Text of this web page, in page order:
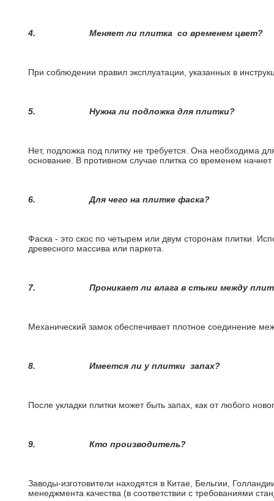
4. Меняет ли плитка со временем цвет?
При соблюдении правил эксплуатации, указанных в
5. Нужна ли подложка для плитки?
Нет, подложка под плитку не требуется. Она необходима
основание. В противном случае плитка со временем
6.Для чего на плитке фаска?
Фаска - это скос по четырем или двум сторонам плитки.
древесного массива или паркета.
7. Проникает ли влага в стыки между
Механический замок обеспечивает плотное соединение
8. Имеется ли у плитки запах?
После укладки плитки может быть запах, как от любого
9. Кто производитель?
Заводы-изготовители находятся в Китае, Бельгии,
менеджмента качества (в соответствии с требованиями